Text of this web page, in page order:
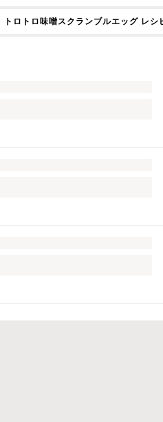
トロトロ味噌スクランブルエッグ レシ